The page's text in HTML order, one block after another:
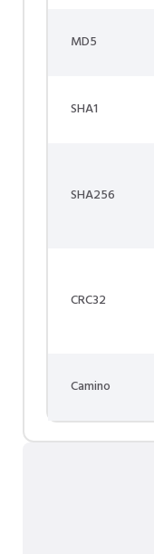
MD5
SHA1
SHA256
CRC32
Camino